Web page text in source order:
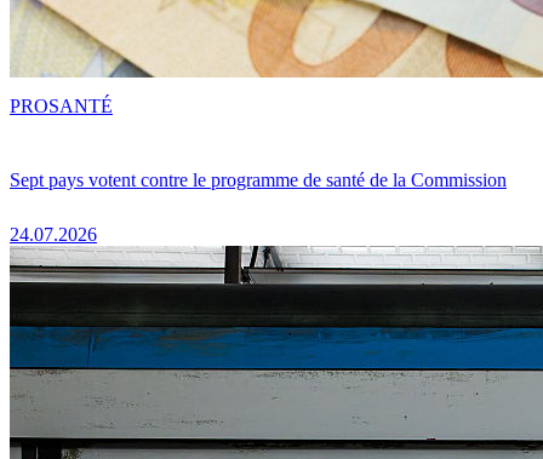
Sept pays votent contre le programme de santé de la Commission
24.07.2026
PROSANTÉ